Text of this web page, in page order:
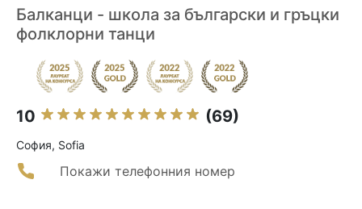
Балканци - школа за български и гръцки
фолклорни танци
10 (69)
София, Sofia
Покажи телефонния номер